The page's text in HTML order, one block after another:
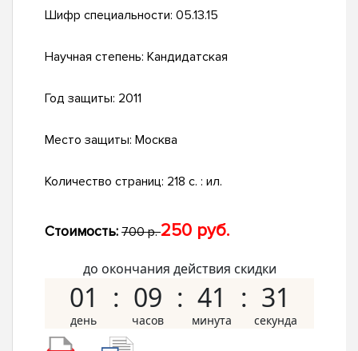
Шифр специальности: 05.13.15
Научная степень: Кандидатская
Год защиты: 2011
Место защиты: Москва
Количество страниц: 218 с. : ил.
Стоимость: 700 р.250 руб.
до окончания действия скидки
01 09 41 30